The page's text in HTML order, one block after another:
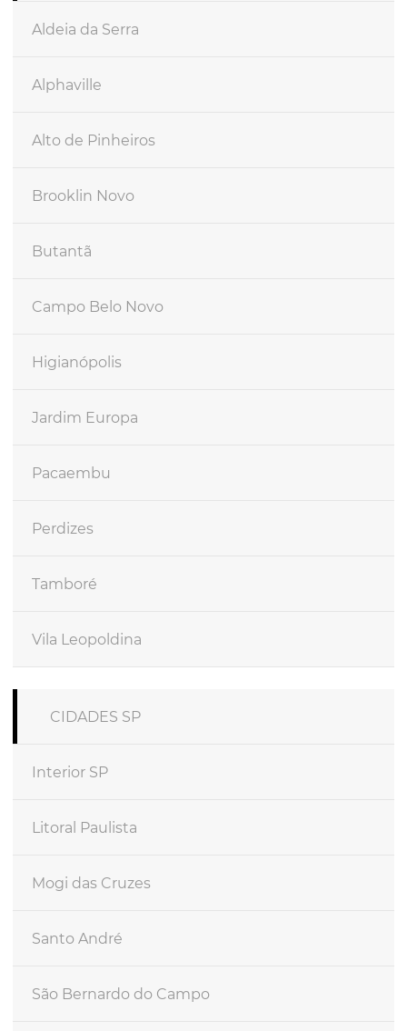
Aldeia da Serra
Alphaville
Alto de Pinheiros
Brooklin Novo
Butantã
Campo Belo Novo
Higianópolis
Jardim Europa
Pacaembu
Perdizes
Tamboré
Vila Leopoldina
CIDADES SP
Interior SP
Litoral Paulista
Mogi das Cruzes
Santo André
São Bernardo do Campo